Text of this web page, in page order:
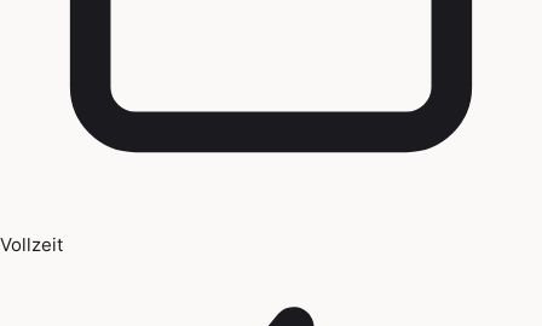
Vollzeit